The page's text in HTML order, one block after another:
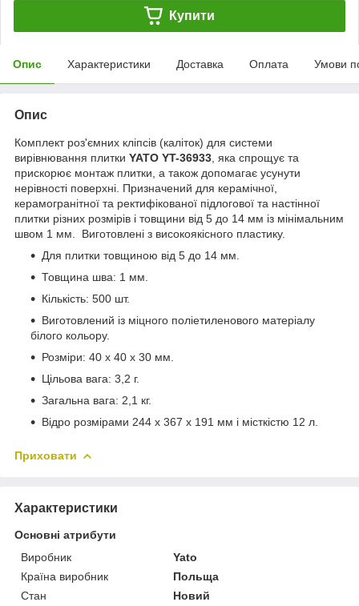
Купити
Опис Характеристики Доставка Оплата Умови
Опис
Комплект роз'ємних кліпсів (каліток) для системи
вирівнювання плитки YATO YT-36933 , яка спрощує та
прискорює монтаж плитки, а також допомагає усунути
нерівності поверхні. Призначений для керамічної,
керамогранітної та ректифікованої підлогової та настінної
плитки різних розмірів і товщини від 5 до 14 мм із мінімальним
швом 1 мм. Виготовлені з високоякісного пластику.
Для плитки товщиною від 5 до 14 мм.
Товщина шва: 1 мм.
Кількість: 500 шт.
Виготовлений із міцного поліетиленового матеріалу
білого кольору.
Розміри: 40 x 40 x 30 мм.
Цільова вага: 3,2 г.
Загальна вага: 2,1 кг.
Відро розмірами 244 x 367 x 191 мм і місткістю 12 л.
Приховати
Характеристики
Основні атрибути
Виробник
Yato
Країна виробник
Польща
Стан
Новий